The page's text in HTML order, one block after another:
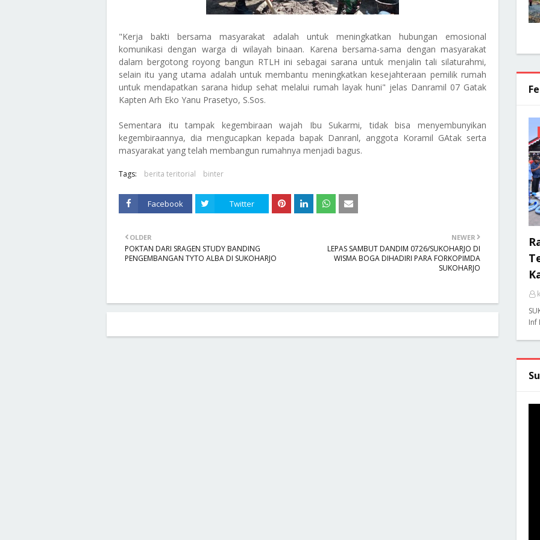
"Kerja bakti bersama masyarakat adalah untuk meningkatkan hubungan emosional
komunikasi dengan warga di wilayah binaan. Karena bersama-sama dengan masyarakat
dalam bergotong royong bangun RTLH ini sebagai sarana untuk menjalin tali silaturahmi,
selain itu yang utama adalah untuk membantu meningkatkan kesejahteraan pemilik rumah
untuk mendapatkan sarana hidup sehat melalui rumah layak huni" jelas Danramil 07 Gatak
Kapten Arh Eko Yanu Prasetyo, S.Sos.
Sementara itu tampak kegembiraan wajah Ibu Sukarmi, tidak bisa menyembunyikan
kegembiraannya, dia mengucapkan kepada bapak Danranl, anggota Koramil GAtak serta
masyarakat yang telah membangun rumahnya menjadi bagus.
Tags: berita teritorial binter
Facebook Twitter
NEWER
LEPAS SAMBUT DANDIM 0726/SUKOHARJO DI
WISMA BOGA DIHADIRI PARA FORKOPIMDA
SUKOHARJO
OLDER
POKTAN DARI SRAGEN STUDY BANDING
PENGEMBANGAN TYTO ALBA DI SUKOHARJO
Inf